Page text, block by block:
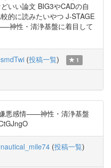
いい論文 BIG3やCADの自
的に読みたいやつ J-STAGE
神性・清浄基盤に着目して
(投稿一覧) 1
悪感情——神性・清浄基盤
(投稿一覧)